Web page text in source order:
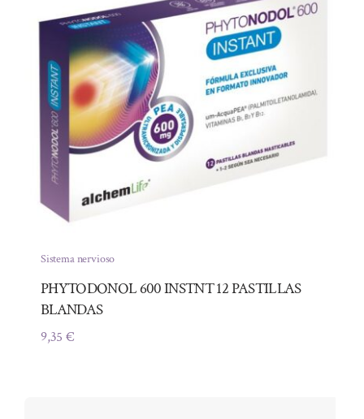
Sistema nervioso
PHYTODONOL 600 INSTNT 12 PASTILLAS
BLANDAS
9,35€